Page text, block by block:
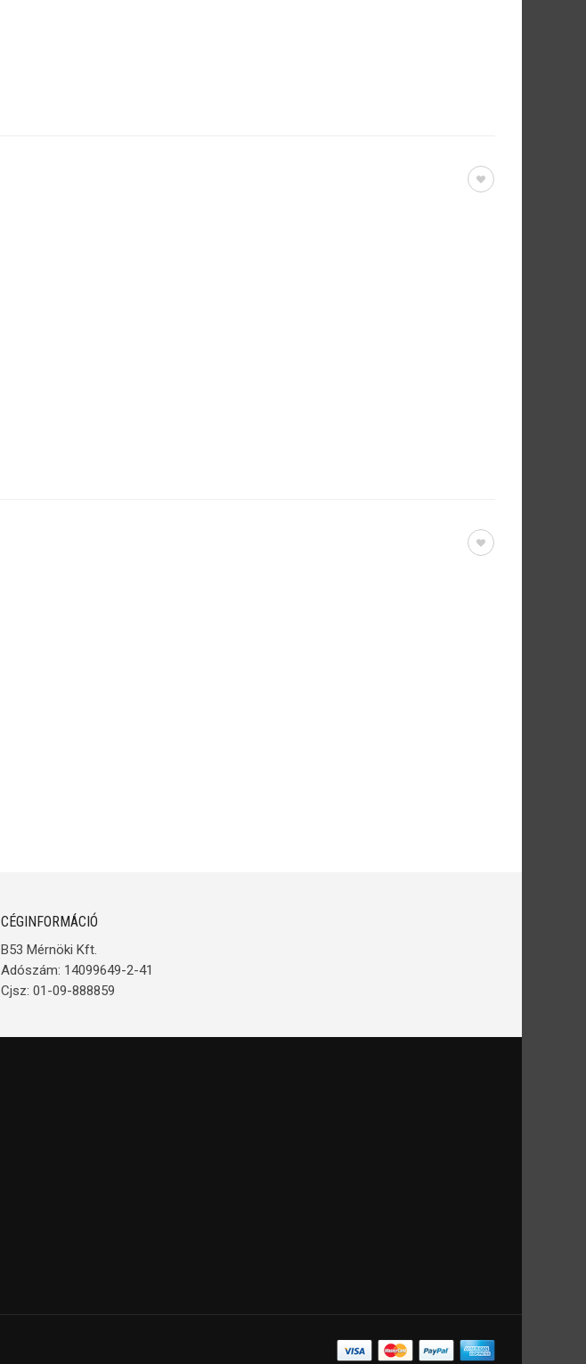
CÉGINFORMÁCIÓ
B53 Mérnöki Kft.
Adószám: 14099649-2-41
Cjsz: 01-09-888859